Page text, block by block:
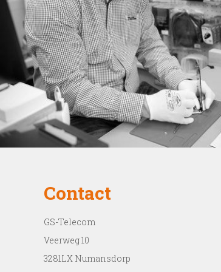
Contact
GS-Telecom
Veerweg 10
3281LX Numansdorp